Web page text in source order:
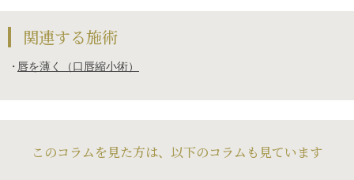
関連する施術
唇を薄く（口唇縮小術）
このコラムを見た方は、以下のコラムも見ています